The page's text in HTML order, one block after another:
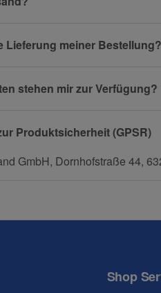
Lieferung meiner Bestellung?
stehen mir zur Verfügung?
Produktsicherheit (GPSR)
GmbH, Dornhofstraße 44,
Shop